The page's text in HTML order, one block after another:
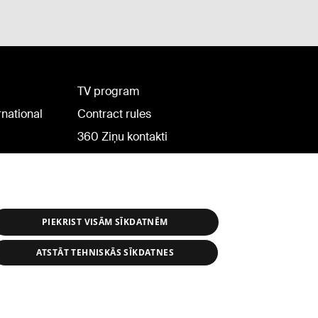
TV program
Contract rules
360 Ziņu kontakti
PIEKRIST VISĀM SĪKDATNĒM
ATSTĀT TEHNISKĀS SĪKDATNES